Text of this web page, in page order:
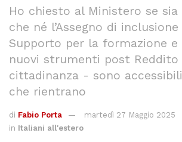
Ho chiesto al Ministero se sia
che né l’Assegno di
Supporto per la formazione
nuovi strumenti post Reddito
cittadinanza - sono
che rientrano
di Fabio Porta
martedì 27 Maggio 2025
in Italiani all'estero